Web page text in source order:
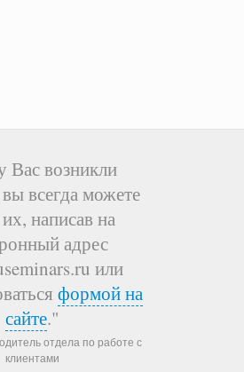
Вас возникли
всегда можете
их, написав на
адрес
или
формой на
сайте."
отдела по работе с
клиентами